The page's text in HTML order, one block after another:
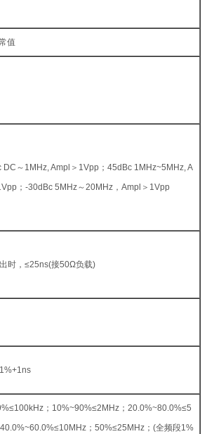
值
DC～1MHz, Ampl＞1Vpp；45dBc 1MHz~5MHz, A
；-30dBc 5MHz～20MHz，Ampl＞1Vpp
时，≤25ns(接50Ω负载)
；10%~90%≤2MHz；20.0%~80.0%≤5
；50%≤25MHz；(全频段1%